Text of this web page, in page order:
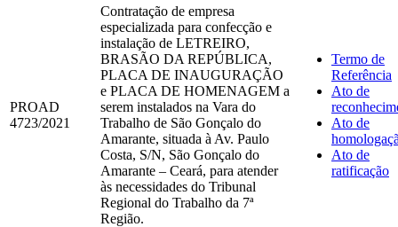
PROAD
4723/2021
Contratação de empresa
especializada para confecção e
instalação de LETREIRO,
BRASÃO DA REPÚBLICA,
PLACA DE INAUGURAÇÃO
e PLACA DE HOMENAGEM a
serem instalados na Vara do
Trabalho de São Gonçalo do
Amarante, situada à Av. Paulo
Costa, S/N, São Gonçalo do
Amarante – Ceará, para atender
às necessidades do Tribunal
Regional do Trabalho da 7ª
Região.
Termo de
Referência
Ato de
Ato de
Ato de
ratificação